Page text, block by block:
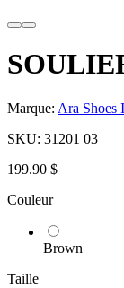
Marque: Ara Shoes
SKU: 31201 03
199.90 $
Couleur
Brown
Taille